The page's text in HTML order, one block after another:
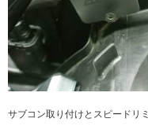
サブコン取り付けとスピードリ